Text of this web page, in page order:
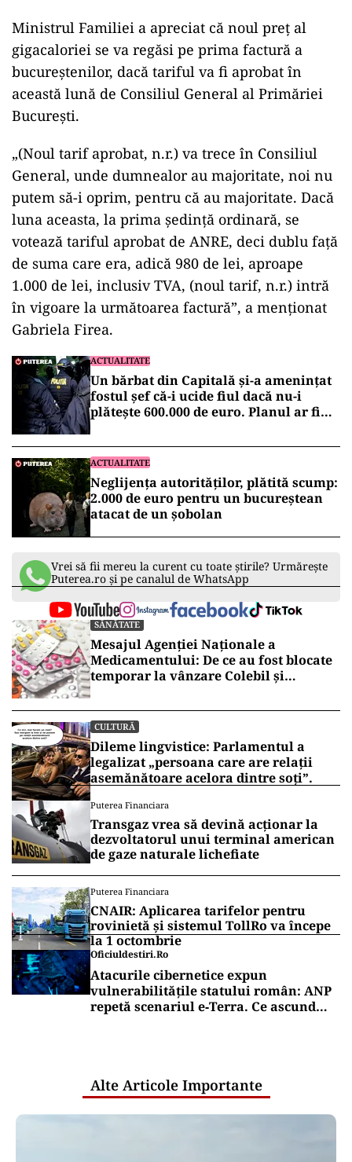
Ministrul Familiei a apreciat că noul preţ al
gigacaloriei se va regăsi pe prima factură a
bucureştenilor, dacă tariful va fi aprobat în
această lună de Consiliul General al Primăriei
Bucureşti.
ad
„(Noul tarif aprobat, n.r.) va trece în Consiliul
General, unde dumnealor au majoritate, noi nu
putem să-i oprim, pentru că au majoritate. Dacă
luna aceasta, la prima şedinţă ordinară, se
votează tariful aprobat de ANRE, deci dublu faţă
de suma care era, adică 980 de lei, aproape
1.000 de lei, inclusiv TVA, (noul tarif, n.r.) intră
în vigoare la următoarea factură”, a menţionat
Gabriela Firea.
Un bărbat din Capitală și-a amenințat
fostul șef că-i ucide fiul dacă nu-i
plătește 600.000 de euro. Planul ar fi
fost pregătit de doi ani
Neglijența autorităților, plătită scump:
2.000 de euro pentru un bucureștean
atacat de un șobolan
Vrei să fii mereu la curent cu toate știrile? Urmărește
Puterea.ro și pe canalul de WhatsApp
SĂNĂTATE
Mesajul Agenției Naționale a
Medicamentului: De ce au fost blocate
temporar la vânzare Colebil și
Panzcebil
CULTURĂ
Dileme lingvistice: Parlamentul a
legalizat „persoana care are relații
asemănătoare acelora dintre soți”.
de gaze naturale lichefiate